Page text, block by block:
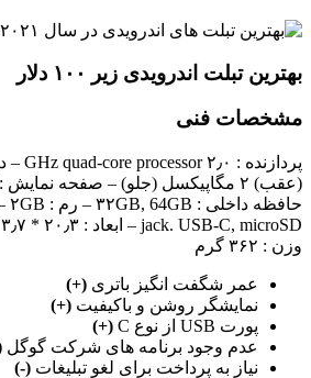
بهترین تبلت اندرویدی زیر ۱۰۰ دلار
مشخصات فنی
وزن : ۳۶۲ گرم
عمر شگفت انگیز باتری (+)
نمایشگر روشن و باکیفیت (+)
پورت USB از نوع C
(+)
عدم وجود برنامه های شرکت گوگل
نیاز به پرداخت برای لغو تبلیغات (-)